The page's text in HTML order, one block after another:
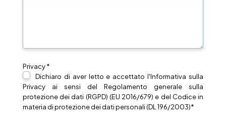
Privacy *
Dichiaro di aver letto e accettato l'Informativa sulla
Privacy ai sensi del Regolamento generale sulla
protezione dei dati (RGPD) (EU 2016/679) e del Codice in
materia di protezione dei dati personali (DL 196/2003)*